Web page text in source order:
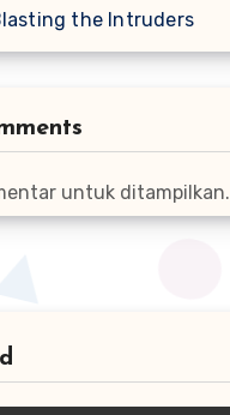
the Intruders
untuk ditampilkan.